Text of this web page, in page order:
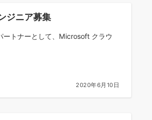
ジニア募集
トナーとして、Microsoft クラウ
2020年6月10日